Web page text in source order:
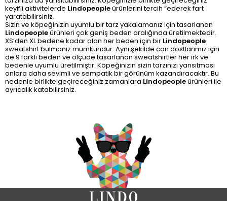
keyifli aktivitelerde Lindopeopleürünlerini tercih “ederek fart
yaratabilirsiniz.
Sizin ve köpeğinizin uyumlu bir tarz yakalamanız için tasarlanan
Lindopeopleürünleri çok geniş beden aralığında üretilmektedir.
XS’den XL bedene kadar olan her beden için bir Lindopeople
sweatshirt bulmanız mümkündür. Aynı şekilde can dostlarımız için
de 9 farklı beden ve ölçüde tasarlanan sweatshirtler her ırk ve
bedenle uyumlu üretilmiştir. Köpeğinizin sizin tarzınızı yansıtması
onlara daha sevimli ve sempatik bir görünüm kazandıracaktır. Bu
nedenle birlikte geçireceğiniz zamanlara Lindopeopleürünleri ile
ayrıcalık katabilirsiniz.